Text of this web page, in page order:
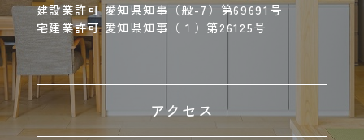
建設業許可 愛知県知事（般-7）第69691号
宅建業許可 愛知県知事（１）第26125号
アクセス